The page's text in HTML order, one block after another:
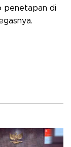
penetapan di